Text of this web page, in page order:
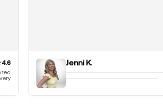
4.6 Jenni K.